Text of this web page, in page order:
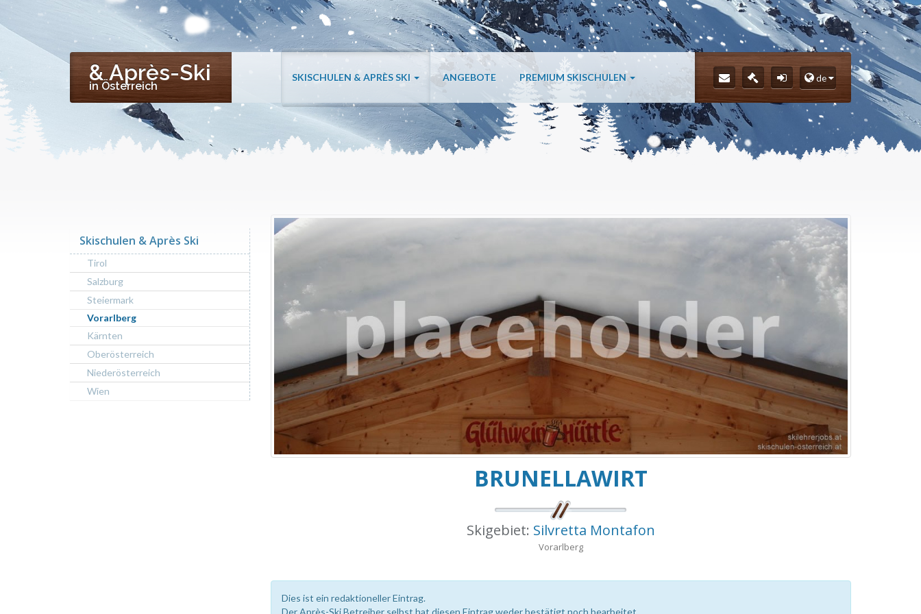
& Après-Ski
in Österreich
SKISCHULEN & APRÈS SKI ANGEBOTE PREMIUM SKISCHULEN de
BRUNELLAWIRT
Skigebiet: Silvretta Montafon
Vorarlberg
Dies ist ein redaktioneller Eintrag.
Skischulen & Après Ski
Tirol
Salzburg
Steiermark
Vorarlberg
Kärnten
Oberösterreich
Niederösterreich
Wien